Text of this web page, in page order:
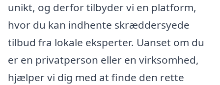
unikt, og derfor tilbyder vi en platform,
hvor du kan indhente skræddersyede
tilbud fra lokale eksperter. Uanset om du
er en privatperson eller en virksomhed,
hjælper vi dig med at finde den rette